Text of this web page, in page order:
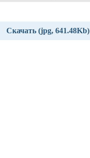
Скачать (jpg, 641.48Kb)